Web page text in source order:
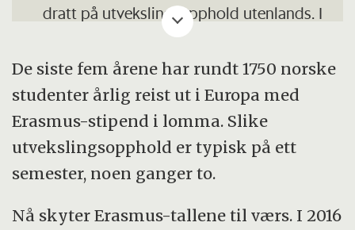
dratt på utvekslingsopphold utenlands. I
2016 dro 6900 studenter.
Stadig flere velger Erasmus-stipend og
drar til Europa. I 2016 dro 2248 studenter
ut. Erasmus utgjør nå en tredel av alle
som drar ut på utveksling.
Tyskland er aller mest populært Erasmus-
land i Europa.
De siste fem årene har rundt 1750 norske
studenter årlig reist ut i Europa med
Erasmus-stipend i lomma. Slike
utvekslingsopphold er typisk på ett
semester, noen ganger to.
Nå skyter Erasmus-tallene til værs. I 2016